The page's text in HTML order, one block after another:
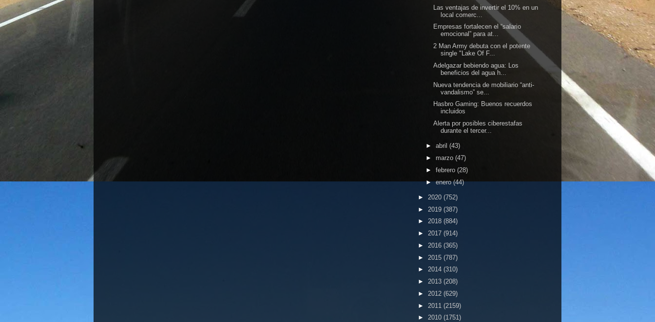
Las ventajas de invertir el 10% en un
local comerc...
Empresas fortalecen el “salario
emocional” para at...
2 Man Army debuta con el potente
single "Lake Of F...
Adelgazar bebiendo agua: Los
beneficios del agua h...
Nueva tendencia de mobiliario “anti-
vandalismo” se...
Hasbro Gaming: Buenos recuerdos
incluidos
Alerta por posibles ciberestafas
durante el tercer...
► abril (43)
► marzo (47)
► febrero (28)
►enero(44)
► 2020 (752)
► 2019 (387)
► 2018 (884)
► 2017 (914)
► 2016 (365)
► 2015 (787)
► 2014 (310)
► 2013 (208)
► 2012 (629)
► 2011 (2159)
► 2010 (1751)